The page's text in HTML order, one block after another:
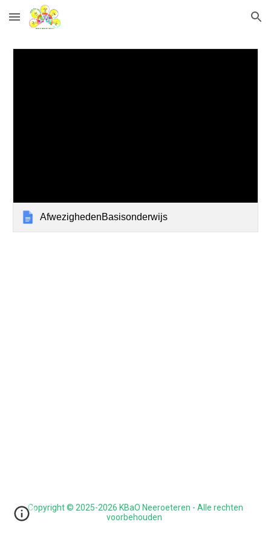
Skip to main content Skip to navigation
AfwezighedenBasisonderwijs
Copyright © 2025-2026 KBaO Neeroeteren - Alle rechten
voorbehouden